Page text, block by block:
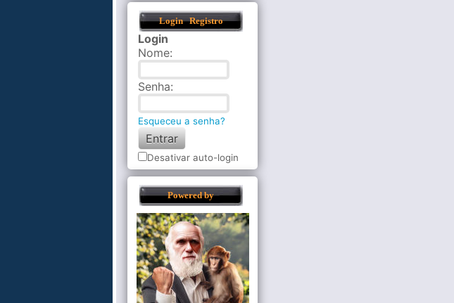
Login Registro
Login
Nome:
Senha:
Esqueceu a senha?
Desativar auto-login
Powered by